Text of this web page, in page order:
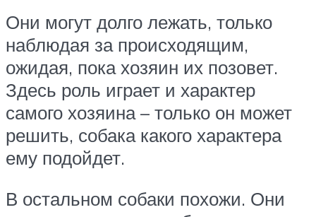
Они могут долго лежать, только
наблюдая за происходящим,
ожидая, пока хозяин их позовет.
Здесь роль играет и характер
самого хозяина – только он может
решить, собака какого характера
ему подойдет.
В остальном собаки похожи. Они